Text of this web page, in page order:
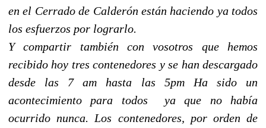
en el Cerrado de Calderón están haciendo ya todos
los esfuerzos por lograrlo.
Y compartir también con vosotros que hemos
recibido hoy tres contenedores y se han descargado
desde las 7 am hasta las 5pm Ha sido un
acontecimiento para todos ya que no había
ocurrido nunca. Los contenedores, por orden de